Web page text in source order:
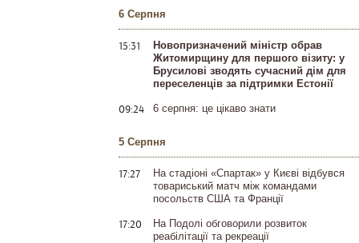
6 Серпня
15:31
Новопризначений міністр обрав
Житомирщину для першого візиту: у
Брусилові зводять сучасний дім для
переселенців за підтримки Естонії
09:24 6 серпня: це цікаво знати
5 Серпня
17:27
На стадіоні «Спартак» у Києві відбувся
товариський матч між командами
посольств США та Франції
17:20
На Подолі обговорили розвиток
реабілітації та рекреації